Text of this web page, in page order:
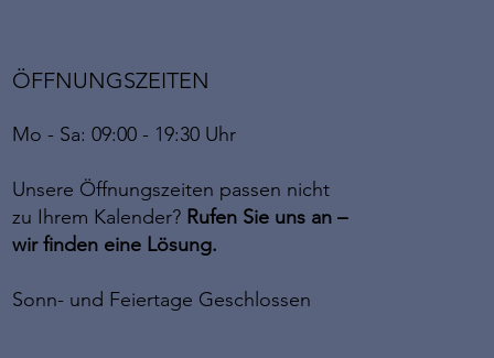
ÖFFNUNGSZEITEN
Mo - Sa: 09:00 - 19:30 Uhr
Unsere Öffnungszeiten passen nicht
zu Ihrem Kalender? Rufen Sie uns an –
wir finden eine Lösung.
Sonn- und Feiertage Geschlossen